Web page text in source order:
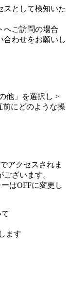
スとして検知いた
へご訪問の場合
合わせをお願いし
他」を選択し >
前にどのような操
アクセスされま
ざいます。
はOFFに変更し
ます